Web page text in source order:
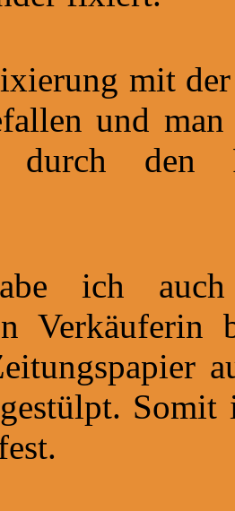
mit
und
durch den
ich
Verkäuferin